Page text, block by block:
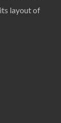
layout of